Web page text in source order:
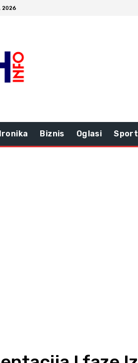
2026
Biznis Oglasi Sport